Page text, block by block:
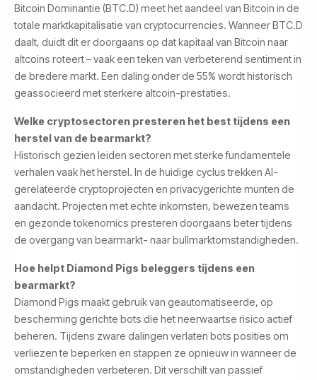
Bitcoin Dominantie (BTC.D) meet het aandeel van Bitcoin in de
totale marktkapitalisatie van cryptocurrencies. Wanneer BTC.D
daalt, duidt dit er doorgaans op dat kapitaal van Bitcoin naar
altcoins roteert – vaak een teken van verbeterend sentiment in
de bredere markt. Een daling onder de 55% wordt historisch
geassocieerd met sterkere altcoin-prestaties.
Welke cryptosectoren presteren het best tijdens een
herstel van de bearmarkt?
Historisch gezien leiden sectoren met sterke fundamentele
verhalen vaak het herstel. In de huidige cyclus trekken AI-
gerelateerde cryptoprojecten en privacygerichte munten de
aandacht. Projecten met echte inkomsten, bewezen teams
en gezonde tokenomics presteren doorgaans beter tijdens
de overgang van bearmarkt- naar bullmarktomstandigheden.
Hoe helpt Diamond Pigs beleggers tijdens een
bearmarkt?
Diamond Pigs maakt gebruik van geautomatiseerde, op
bescherming gerichte bots die het neerwaartse risico actief
beheren. Tijdens zware dalingen verlaten bots posities om
verliezen te beperken en stappen ze opnieuw in wanneer de
omstandigheden verbeteren. Dit verschilt van passief